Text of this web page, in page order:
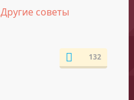
Другие советы
132